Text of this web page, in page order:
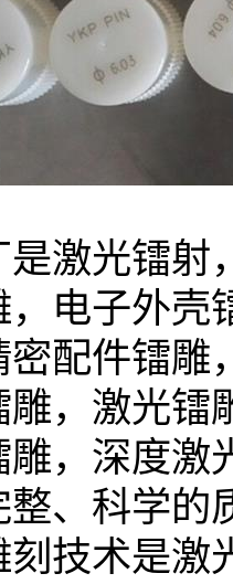
是激光镭射
，电子外壳
密配件镭雕
雕，激光镭
雕，深度激
整、科学的
刻技术是激